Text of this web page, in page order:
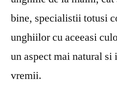
pentru
femeie!
bine, specialistii totusi
unghiilor cu aceeasi
un aspect mai natural
vremii.